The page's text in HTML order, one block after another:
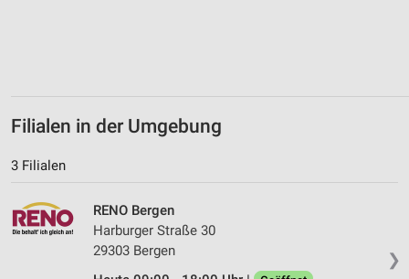
Filialen in der Umgebung
3 Filialen
❯
RENO Bergen
Harburger Straße 30
29303 Bergen
Verwendung von Profilen zur Auswahl
personalisierter Werbung
von Inhalten
Verwendung von Profilen zur Auswahl
personalisierter Inhalte